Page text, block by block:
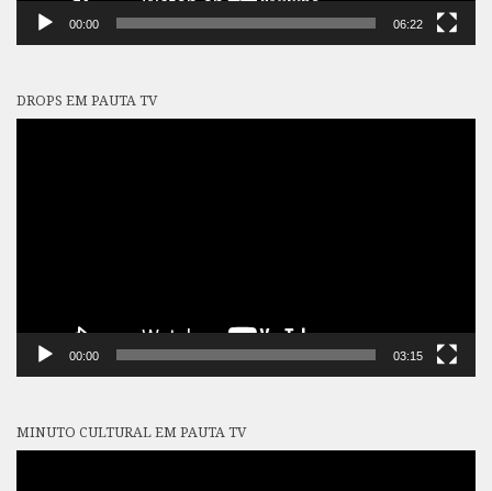
00:00 06:22
DROPS EM PAUTA TV
00:00 03:15
MINUTO CULTURAL EM PAUTA TV